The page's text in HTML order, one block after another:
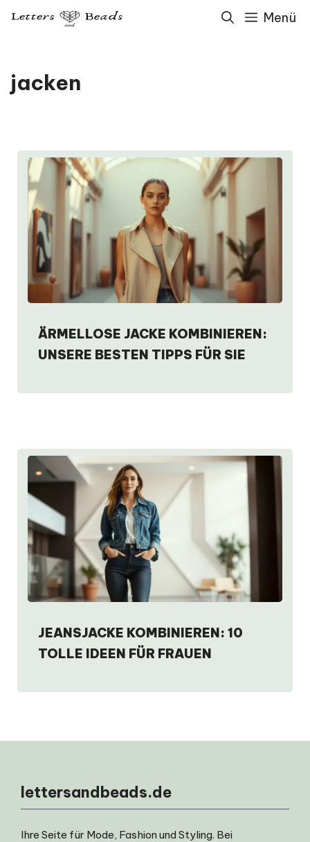
Zum
Menü
jacken
ÄRMELLOSE JACKE KOMBINIEREN:
UNSERE BESTEN TIPPS FÜR SIE
JEANSJACKE KOMBINIEREN: 10
TOLLE IDEEN FÜR FRAUEN
lettersandbeads.de
Ihre Seite für Mode, Fashion und Styling. Bei